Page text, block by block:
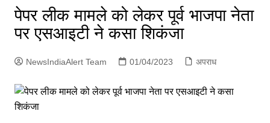
पेपर लीक मामले को लेकर पूर्व भाजपा नेता
पर एसआइटी ने कसा शिकंजा
NewsIndiaAlert Team 01/04/2023 अपराध
g